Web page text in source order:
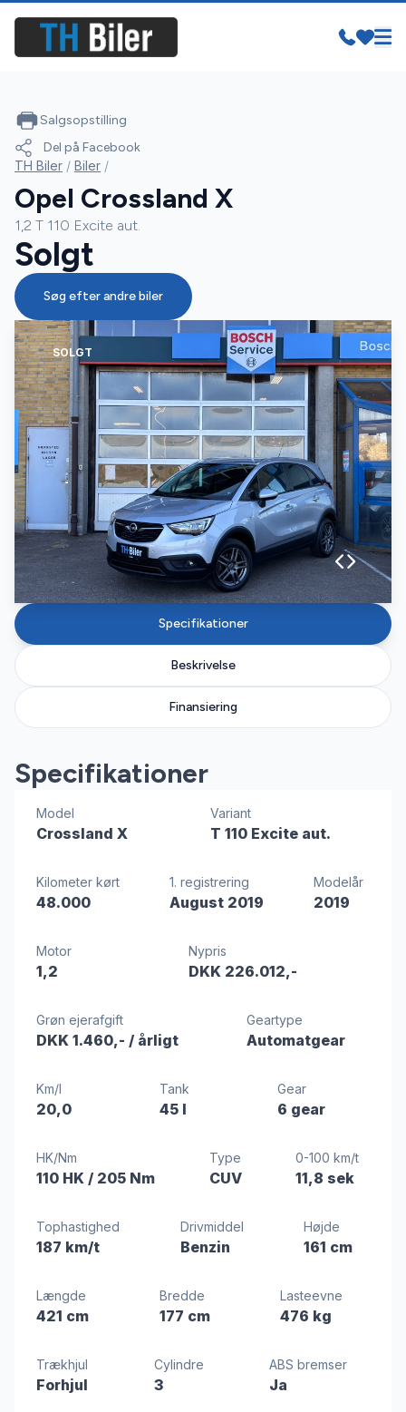
SOLGT
Specifikationer
Beskrivelse
Finansiering
Specifikationer
Model
Crossland X
Variant
T 110 Excite aut.
Kilometer kørt
48.000
1. registrering
August 2019
Modelår
2019
Motor
1,2
Nypris
DKK 226.012,-
Grøn ejerafgift
DKK 1.460,- / årligt
Geartype
Automatgear
Km/l
20,0
Tank
45 l
Gear
6 gear
HK/Nm
110 HK / 205 Nm
Type
CUV
0-100 km/t
11,8 sek
Tophastighed
187 km/t
Drivmiddel
Benzin
Højde
161 cm
Længde
421 cm
Bredde
177 cm
Lasteevne
476 kg
Trækhjul
Forhjul
Cylindre
3
ABS bremser
Ja
Salgsopstilling
Del på Facebook
TH Biler / Biler /
Opel Crossland X
1,2 T 110 Excite aut.
Solgt
Søg efter andre biler